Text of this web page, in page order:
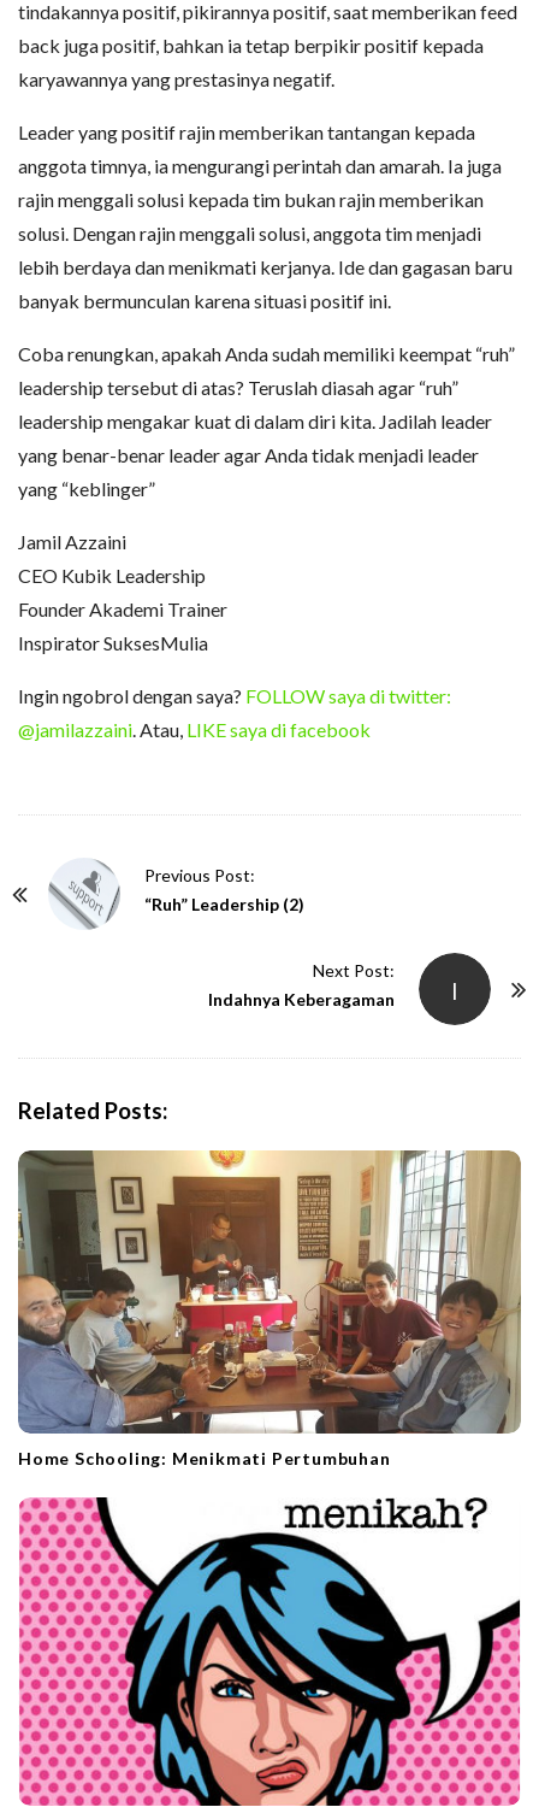
tindakannya positif, pikirannya positif, saat memberikan feed
back juga positif, bahkan ia tetap berpikir positif kepada
karyawannya yang prestasinya negatif.
Leader yang positif rajin memberikan tantangan kepada
anggota timnya, ia mengurangi perintah dan amarah. Ia juga
rajin menggali solusi kepada tim bukan rajin memberikan
solusi. Dengan rajin menggali solusi, anggota tim menjadi
lebih berdaya dan menikmati kerjanya. Ide dan gagasan baru
banyak bermunculan karena situasi positif ini.
Coba renungkan, apakah Anda sudah memiliki keempat “ruh”
leadership tersebut di atas? Teruslah diasah agar “ruh”
leadership mengakar kuat di dalam diri kita. Jadilah leader
yang benar-benar leader agar Anda tidak menjadi leader
yang “keblinger”
Jamil Azzaini
CEO Kubik Leadership
Founder Akademi Trainer
Inspirator SuksesMulia
Ingin ngobrol dengan saya? FOLLOW saya di twitter:
@jamilazzaini. Atau, LIKE saya di facebook
Previous Post:
“Ruh” Leadership (2)
I
Next Post:
Indahnya Keberagaman
Related Posts:
Home Schooling: Menikmati Pertumbuhan